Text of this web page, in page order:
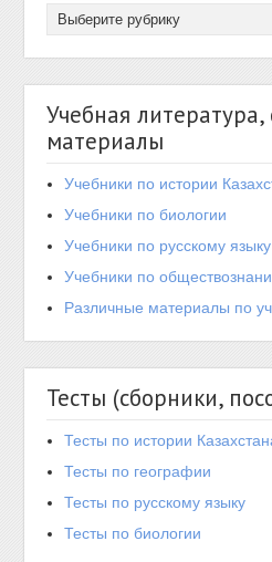
Учебная
материалы
Учебники по истории
Учебники по биологии
Учебники по русскому языку
Учебники по
Различные материалы по
Тесты (сборники,
Тесты по истории
Тесты по географии
Тесты по русскому языку
Тесты по биологии